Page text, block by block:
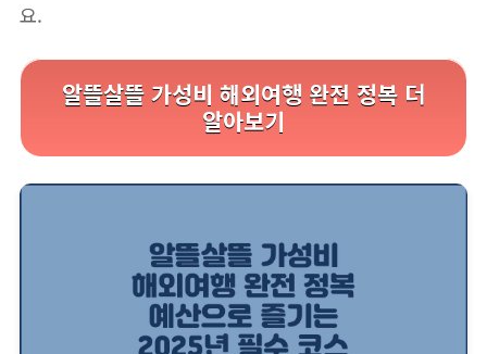
요.
알뜰살뜰 가성비 해외여행 완전 정복 더
알아보기